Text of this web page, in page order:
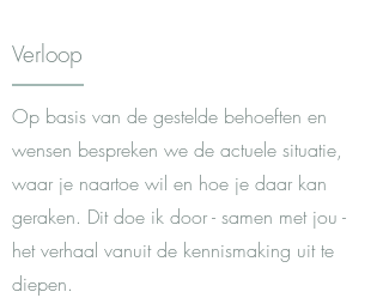
Verloop
Op basis van de gestelde behoeften en
wensen bespreken we de actuele situatie,
waar je naartoe wil en hoe je daar kan
geraken. Dit doe ik door - samen met jou -
het verhaal vanuit de kennismaking uit te
diepen.